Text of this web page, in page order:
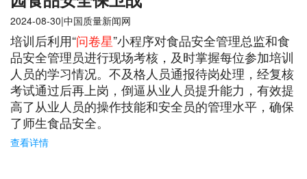
2024-08-30|中国质量新闻网
培训后利用“问卷星”小程序对食品安全管理总监和食
品安全管理员进行现场考核，及时掌握每位参加培训
人员的学习情况。不及格人员通报待岗处理，经复核
考试通过后再上岗，倒逼从业人员提升能力，有效提
高了从业人员的操作技能和安全员的管理水平，确保
了师生食品安全。
查看详情